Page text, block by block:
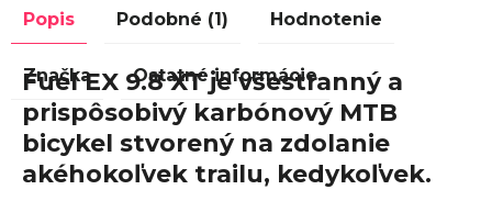
Popis Podobné (1) Hodnotenie
Značka Ostatné informácie
Fuel EX 9.8 XT je všestranný a
prispôsobivý karbónový MTB
bicykel stvorený na zdolanie
akéhokoľvek trailu, kedykoľvek.